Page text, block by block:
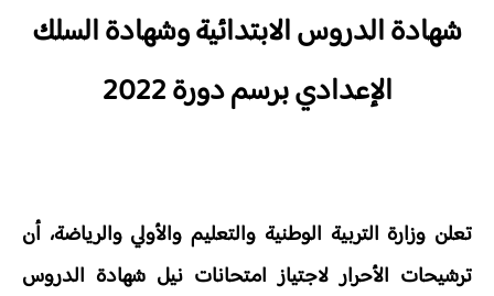
شهادة الدروس الابتدائية وشهادة السلك
الإعدادي برسم دورة 2022
تعلن وزارة التربية الوطنية والتعليم والأولي والرياضة، أن
ترشيحات الأحرار لاجتياز امتحانات نيل شهادة الدروس